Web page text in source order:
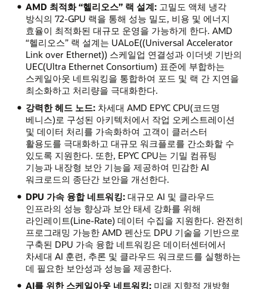
AMD 최적화 “헬리오스” 랙 설계:고밀도 액체 냉각
방식의 72-GPU 랙을 통해 성능 밀도, 비용 및 에너지
효율이 최적화된 대규모 운영을 가능하게 한다. AMD
“헬리오스” 랙 설계는 UALoE((Universal Accelerator
Link over Ethernet)) 스케일업 연결성과 이더넷 기반의
UEC(Ultra Ethernet Consortium) 표준에 부합하는
스케일아웃 네트워킹을 통합하여 포드 및 랙 간 지연을
최소화하고 처리량을 극대화한다.
강력한 헤드 노드:차세대 AMD EPYC CPU(코드명
베니스)로 구성된 아키텍처에서 작업 오케스트레이션
및 데이터 처리를 가속화하여 고객이 클러스터
활용도를 극대화하고 대규모 워크플로를 간소화할 수
있도록 지원한다. 또한, EPYC CPU는 기밀 컴퓨팅
기능과 내장형 보안 기능을 제공하여 민감한 AI
워크로드의 종단간 보안을 개선한다.
DPU 가속 융합 네트워킹:대규모 AI 및 클라우드
인프라의 성능 향상과 보안 태세 강화를 위해
라인레이트(Line-Rate) 데이터 수집을 지원한다. 완전히
프로그래밍 가능한 AMD 펜산도 DPU 기술을 기반으로
구축된 DPU 가속 융합 네트워킹은 데이터센터에서
차세대 AI 훈련, 추론 및 클라우드 워크로드를 실행하는
데 필요한 보안성과 성능을 제공한다.
AI를 위한 스케일아웃 네트워킹:미래 지향적 개방형